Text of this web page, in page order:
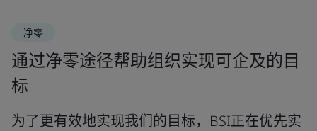
净零
通过净零途径帮助组织实现可企及的目
标
为了更有效地实现我们的目标，BSI正在优先实